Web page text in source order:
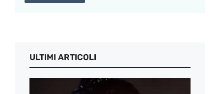
ULTIMI ARTICOLI